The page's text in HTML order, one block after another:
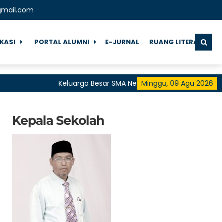
PORTAL ALUMNI E-JURNAL RUANG LITERASI
Minggu, 09 Agu 2026
Keluarga Besar SMA Negeri 1 Pringgarata
Kepala Sekolah